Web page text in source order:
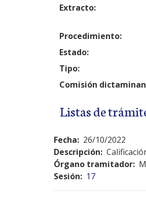
Extracto:
Procedimiento:
Estado:
Tipo:
Comisión
Listas de
Fecha: 26/10/2022
Descripción:
Órgano tramitador:
Sesión: 17